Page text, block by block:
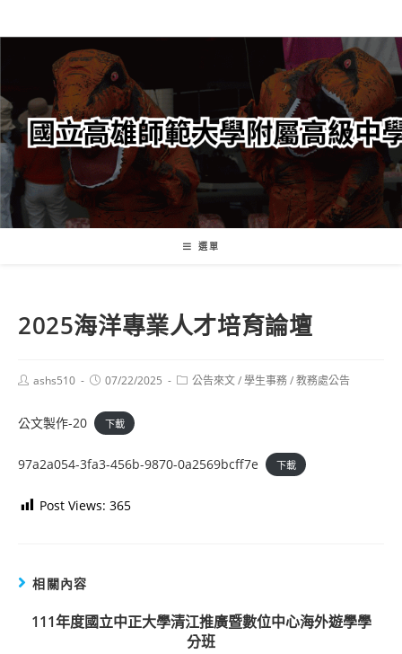
轉
要
內
容
選單
2025海洋專業人才培育論壇
Postashs510
Post07/22/2025
Post公告來文/學生事務/教務處公告
公文製作-20 下載
97a2a054-3fa3-456b-9870-0a2569bcff7e 下載
Post Views: 365
相關內容
111年度國立中正大學清江推廣暨數位中心海外遊學學
分班